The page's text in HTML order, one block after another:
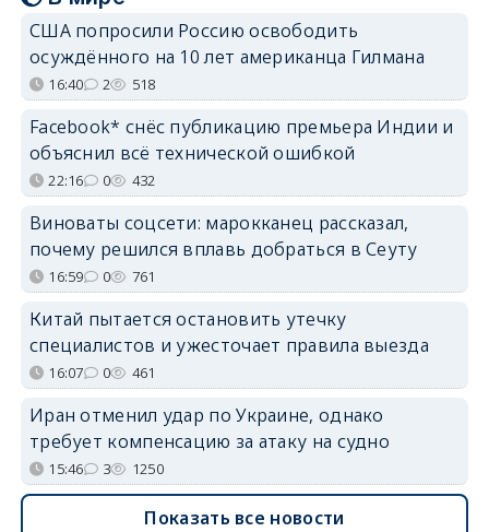
США попросили Россию освободить
осуждённого на 10 лет американца Гилмана
16:40 2 518
Facebook* снёс публикацию премьера Индии и
объяснил всё технической ошибкой
22:16 0 432
Виноваты соцсети: марокканец рассказал,
почему решился вплавь добраться в Сеуту
16:59 0 761
Китай пытается остановить утечку
специалистов и ужесточает правила выезда
16:07 0 461
Иран отменил удар по Украине, однако
требует компенсацию за атаку на судно
15:46 3 1250
Показать все новости